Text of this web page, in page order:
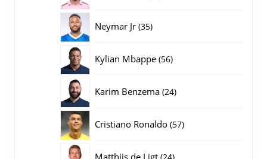
Neymar Jr 3535
Kylian Mbappe 5656
Karim Benzema 2424
Cristiano Ronaldo 5757
Matthijs de Ligt 2424